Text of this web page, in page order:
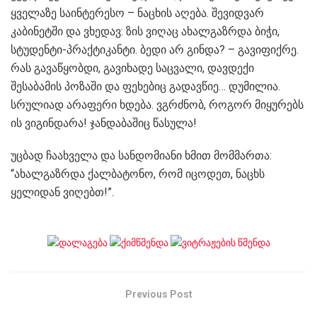
ყველაზე საინტერესო – ნაცხის აღება. შევიდვარ
კაბინეტში და ვხედავ: ზის ვიღაც ახალგაზრდა ბიჭი,
სტუდენტი-პრაქტიკანტი. ბედი არ გინდა? – გავიფიქრე.
რას გავაწყობდი, გავიხადე საცვალი, დავდექი
შესაბამის პოზაში და ფეხებიც გადავწიე… დუმილია.
სრულიად არაფერი ხდება. ვგრძნობ, როგორ მიყურებს
ის ვიგინდარა! ჯანდაბაშიც წასულა!
უცბად ჩაახველა და სანდომიანი ხმით მომმართა:
“ახალგაზრდა ქალბატონო, რომ იცოდეთ, ნაცხს
ყელიდან ვიღებთ!”.
Previous Post